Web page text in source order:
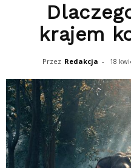
krajem
Przez Redakcja - 18